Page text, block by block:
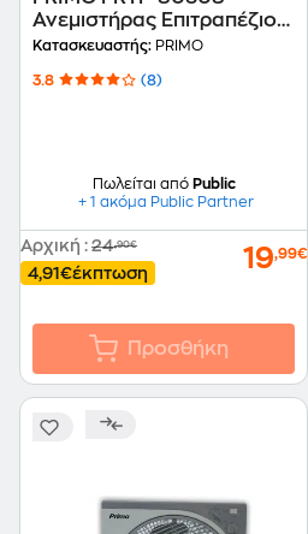
Ανεμιστήρας Επιτραπέζιος
45 W 30 cm
Κατασκευαστής: PRIMO
3.8 (8)
Πωλείται από Public
+ 1 ακόμα Public Partner
Αρχική : 24,90€
4,91€έκπτωση 19,99€
Προσθήκη